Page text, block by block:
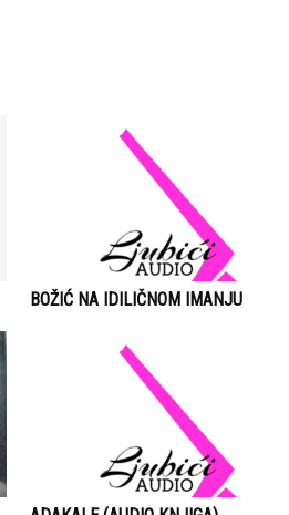
BOŽIĆ NA IDILIČNOM IMANJU